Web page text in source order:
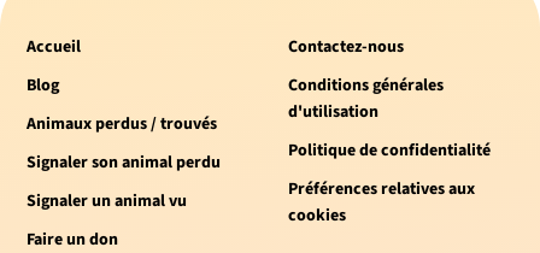
Accueil
Blog
Animaux perdus / trouvés
Signaler son animal perdu
Signaler un animal vu
Faire un don
Contactez-nous
Conditions générales
d'utilisation
Politique de confidentialité
Préférences relatives aux
cookies